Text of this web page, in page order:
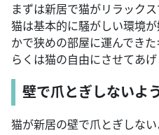
まずは新居で猫がリラック
猫は基本的に騒がしい環境
かで狭めの部屋に運んでき
らくは猫の自由にさせてあげ
壁で爪とぎしないよ
猫が新居の壁で爪とぎしな